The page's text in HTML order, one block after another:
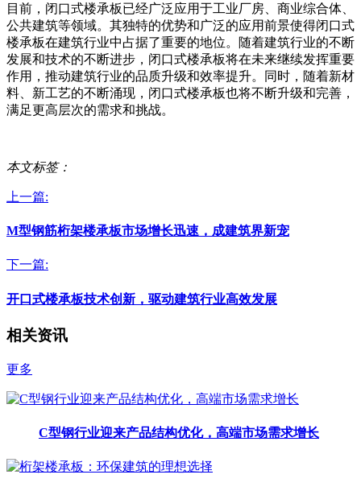
目前，闭口式楼承板已经广泛应用于工业厂房、商业综合体、
公共建筑等领域。其独特的优势和广泛的应用前景使得闭口式
楼承板在建筑行业中占据了重要的地位。随着建筑行业的不断
发展和技术的不断进步，闭口式楼承板将在未来继续发挥重要
作用，推动建筑行业的品质升级和效率提升。同时，随着新材
料、新工艺的不断涌现，闭口式楼承板也将不断升级和完善，
满足更高层次的需求和挑战。
本文标签：
上一篇:
M型钢筋桁架楼承板市场增长迅速，成建筑界新宠
下一篇:
开口式楼承板技术创新，驱动建筑行业高效发展
相关资讯
更多
C型钢行业迎来产品结构优化，高端市场需求增长